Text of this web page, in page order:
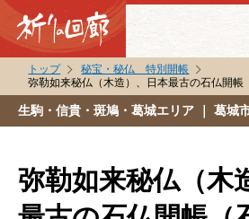
秘宝・秘仏特別開帳
祈りの回廊コラム
トップ
秘宝・秘仏 特別開帳
弥勒如来秘仏（木造）、日本最古の石仏開帳
生駒・信貴・斑鳩・葛城エリア ｜ 葛城
弥勒如来秘仏（木